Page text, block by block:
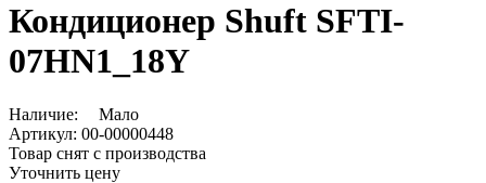
Кондиционер Shuft SFTI-
07HN1_18Y
Наличие:
Мало
Артикул: 00-00000448
Товар снят с производства
Уточнить цену